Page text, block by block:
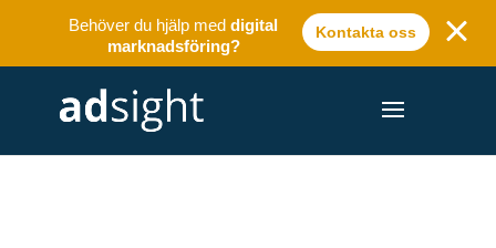
Behöver du hjälp meddigital
marknadsföring?
Kontakta oss